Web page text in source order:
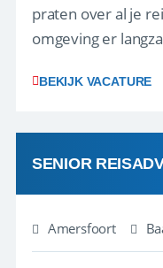
praten over al je
omgeving er
We zijn op zoek
het samenstellen
BEKIJK VACATURE
SENIOR
Amersfoort